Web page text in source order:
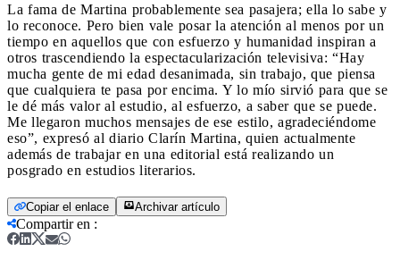
La fama de Martina probablemente sea pasajera; ella lo sabe y
lo reconoce. Pero bien vale posar la atención al menos por un
tiempo en aquellos que con esfuerzo y humanidad inspiran a
otros trascendiendo la espectacularización televisiva: “Hay
mucha gente de mi edad desanimada, sin trabajo, que piensa
que cualquiera te pasa por encima. Y lo mío sirvió para que se
le dé más valor al estudio, al esfuerzo, a saber que se puede.
Me llegaron muchos mensajes de ese estilo, agradeciéndome
eso”, expresó al diario Clarín Martina, quien actualmente
además de trabajar en una editorial está realizando un
posgrado en estudios literarios.
Copiar el enlace Archivar artículo
Compartir en :